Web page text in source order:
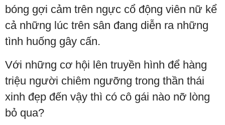
bóng gợi cảm trên ngực cổ động viên nữ kể
cả những lúc trên sân đang diễn ra những
tình huống gây cấn.
Với những cơ hội lên truyền hình để hàng
triệu người chiêm ngưỡng trong thần thái
xinh đẹp đến vậy thì có cô gái nào nỡ lòng
bỏ qua?